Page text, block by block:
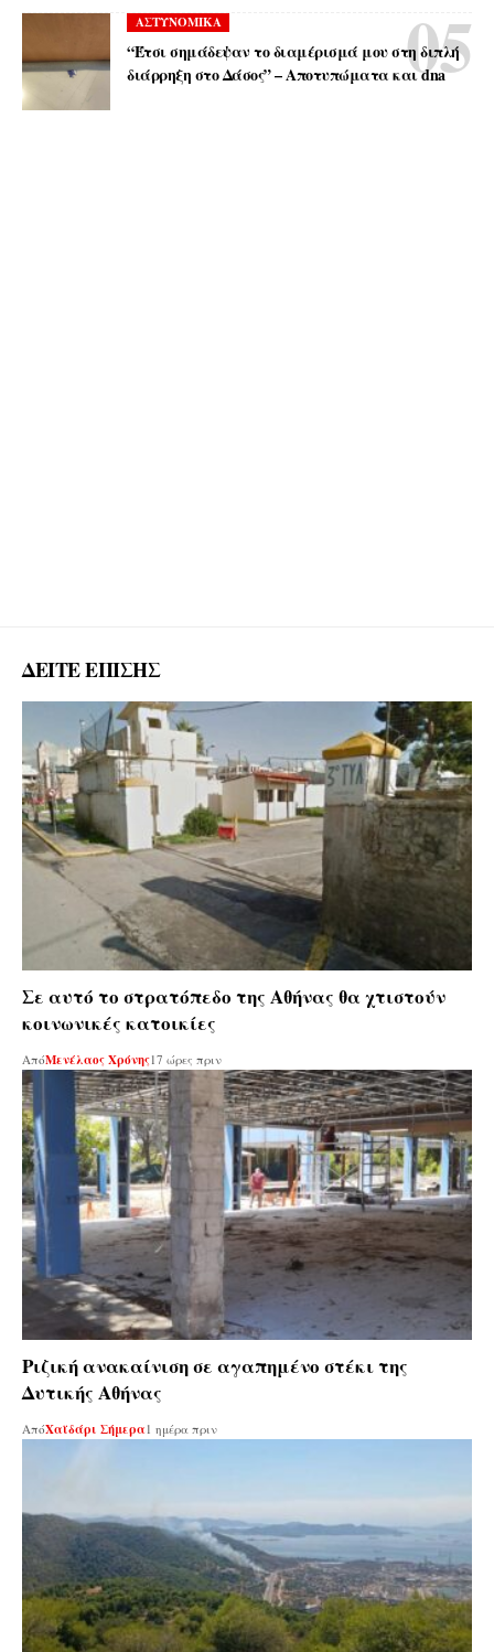
ΑΣΤΥΝΟΜΙΚΑ
“Έτσι σημάδεψαν το διαμέρισμά μου στη διπλή
διάρρηξη στο Δάσος” – Αποτυπώματα και dna
ΔΕΙΤΕ ΕΠΙΣΗΣ
Σε αυτό το στρατόπεδο της Αθήνας θα χτιστούν
κοινωνικές κατοικίες
ΑπόΜενέλαος Χρόνης17 ώρες πριν
Ριζική ανακαίνιση σε αγαπημένο στέκι της
Δυτικής Αθήνας
ΑπόΧαϊδάρι Σήμερα1 ημέρα πριν